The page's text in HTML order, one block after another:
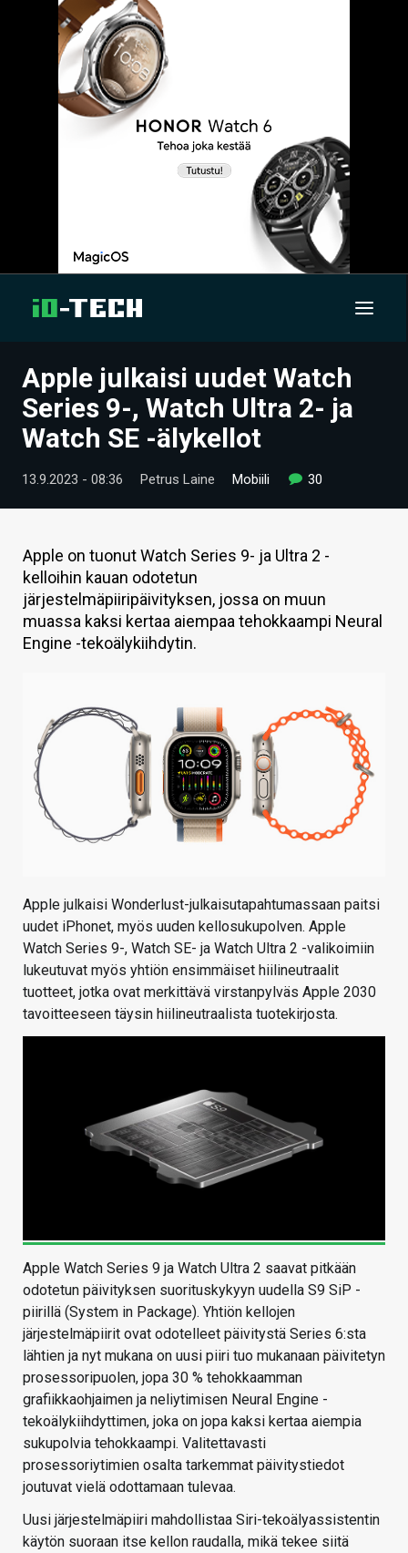
UUTISET
ARTIKKELIT
VIDEOT
TECHBBS
TIETOA
HINTA.FI
KAUPPA
HAKU
Apple julkaisi uudet Watch
Series 9-, Watch Ultra 2- ja
Watch SE -älykellot
13.9.2023 - 08:36 Petrus Laine Mobiili 30
Apple on tuonut Watch Series 9- ja Ultra 2 -
kelloihin kauan odotetun
järjestelmäpiiripäivityksen, jossa on muun
muassa kaksi kertaa aiempaa tehokkaampi Neural
Engine -tekoälykiihdytin.
Apple julkaisi Wonderlust-julkaisutapahtumassaan paitsi
uudet iPhonet, myös uuden kellosukupolven. Apple
Watch Series 9-, Watch SE- ja Watch Ultra 2 -valikoimiin
lukeutuvat myös yhtiön ensimmäiset hiilineutraalit
tuotteet, jotka ovat merkittävä virstanpylväs Apple 2030
tavoitteeseen täysin hiilineutraalista tuotekirjosta.
Apple Watch Series 9 ja Watch Ultra 2 saavat pitkään
odotetun päivityksen suorituskykyyn uudella S9 SiP -
piirillä (System in Package). Yhtiön kellojen
järjestelmäpiirit ovat odotelleet päivitystä Series 6:sta
lähtien ja nyt mukana on uusi piiri tuo mukanaan päivitetyn
prosessoripuolen, jopa 30 % tehokkaamman
grafiikkaohjaimen ja neliytimisen Neural Engine -
tekoälykiihdyttimen, joka on jopa kaksi kertaa aiempia
sukupolvia tehokkaampi. Valitettavasti
prosessoriytimien osalta tarkemmat päivitystiedot
joutuvat vielä odottamaan tulevaa.
Uusi järjestelmäpiiri mahdollistaa Siri-tekoälyassistentin
käytön suoraan itse kellon raudalla, mikä tekee siitä